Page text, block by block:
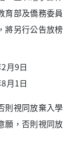
育部及僑務委員
將另行公告放榜
月9日
月1日
則視同放棄入學
願，否則視同放